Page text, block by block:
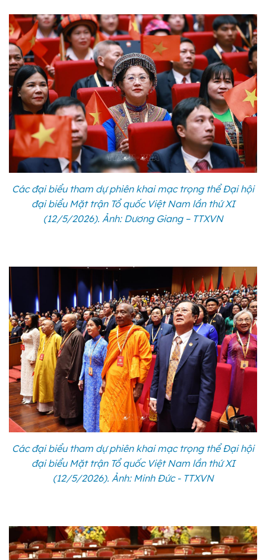
Các đại biểu tham dự phiên khai mạc trọng thể Đại hội
đại biểu Mặt trận Tổ quốc Việt Nam lần thứ XI
(12/5/2026). Ảnh: Dương Giang – TTXVN
Các đại biểu tham dự phiên khai mạc trọng thể Đại hội
đại biểu Mặt trận Tổ quốc Việt Nam lần thứ XI
(12/5/2026). Ảnh: Minh Đức - TTXVN